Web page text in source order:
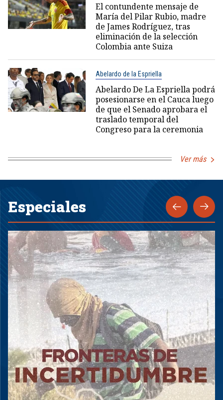
El contundente mensaje de
María del Pilar Rubio, madre
de James Rodríguez, tras
eliminación de la selección
Colombia ante Suiza
Abelardo de la Espriella
Abelardo De La Espriella podrá
posesionarse en el Cauca luego
de que el Senado aprobara el
traslado temporal del
Congreso para la ceremonia
Ver más
Especiales